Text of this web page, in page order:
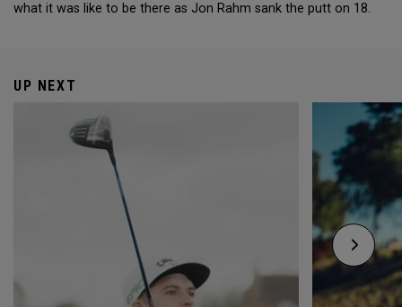
what it was like to be there as Jon Rahm sank the putt on 18.
UP NEXT